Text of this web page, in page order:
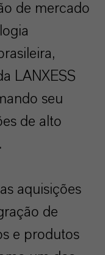
de mercado
LANXESS
seu
de alto
aquisições
de
e produtos